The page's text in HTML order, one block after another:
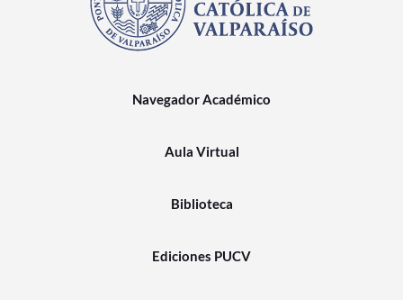
Navegador Académico
Aula Virtual
Biblioteca
Ediciones PUCV